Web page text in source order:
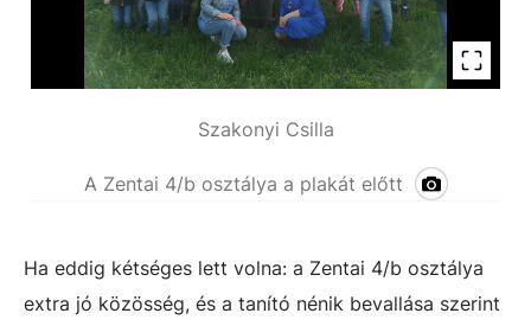
Szakonyi Csilla
A Zentai 4/b osztálya a plakát előtt
Ha eddig kétséges lett volna: a Zentai 4/b osztálya
extra jó közösség, és a tanító nénik bevallása szerint